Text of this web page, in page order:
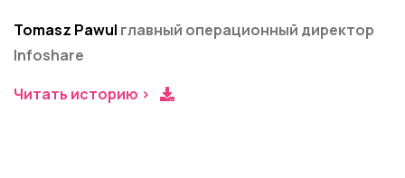
Tomasz Pawul главный операционный директор
Infoshare
Читать историю >